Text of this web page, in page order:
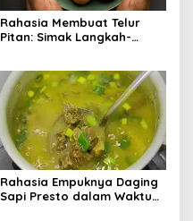
Rahasia Membuat Telur
Pitan: Simak Langkah-
Rahasia Empuknya Daging
Sapi Presto dalam Waktu